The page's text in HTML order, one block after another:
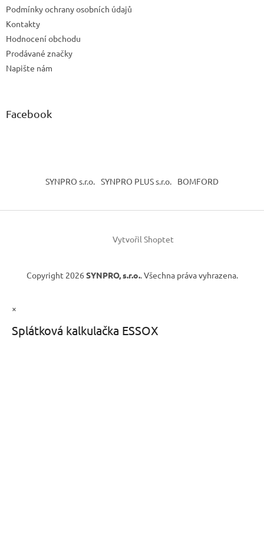
Podmínky ochrany osobních údajů
Kontakty
Hodnocení obchodu
Prodávané značky
Napište nám
Facebook
SYNPRO s.r.o. SYNPRO PLUS s.r.o. BOMFORD
Vytvořil Shoptet
Copyright 2026 SYNPRO, s.r.o.. Všechna práva vyhrazena.
×
Splátková kalkulačka ESSOX